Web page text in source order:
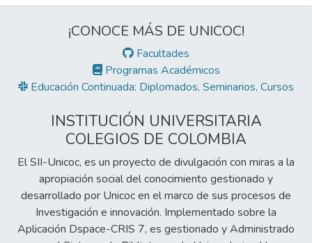
¡CONOCE MÁS DE UNICOC!
Facultades
Programas Académicos
Educación Continuada: Diplomados, Seminarios, Cursos
INSTITUCIÓN UNIVERSITARIA
COLEGIOS DE COLOMBIA
El SII-Unicoc, es un proyecto de divulgación con miras a la
apropiación social del conocimiento gestionado y
desarrollado por Unicoc en el marco de sus procesos de
Investigación e innovación. Implementado sobre la
Aplicación Dspace-CRIS 7, es gestionado y Administrado